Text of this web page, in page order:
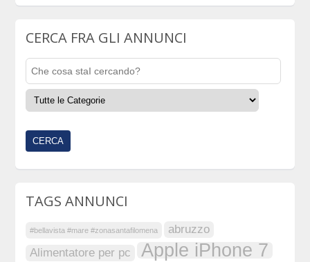
CERCA FRA GLI ANNUNCI
TAGS ANNUNCI
#bellavista #mare #zonasantafilomena
abruzzo
Alimentatore per pc
Apple iPhone 7